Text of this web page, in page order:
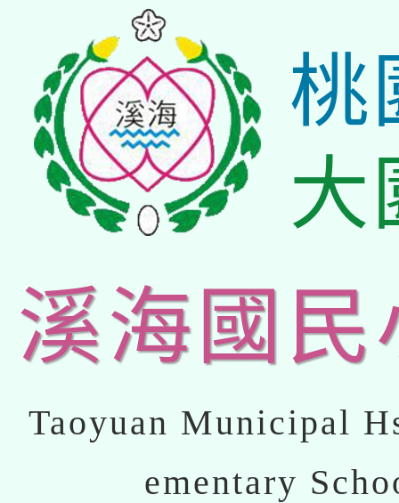
桃
大
溪海國民
Taoyuan Municipal
ementary